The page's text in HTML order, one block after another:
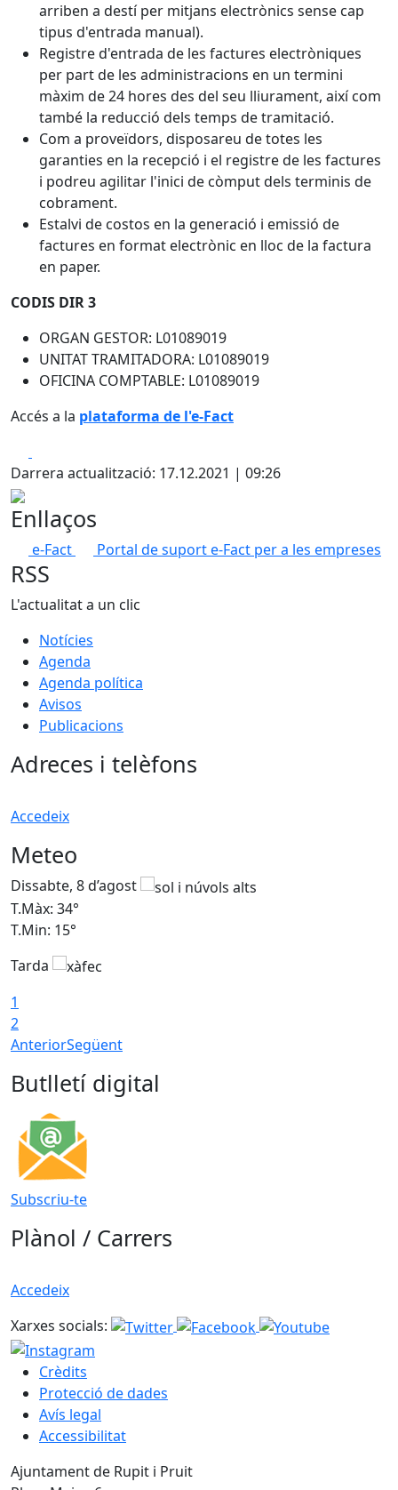
arriben a destí per mitjans electrònics sense cap
tipus d'entrada manual).
Registre d'entrada de les factures electròniques
per part de les administracions en un termini
màxim de 24 hores des del seu lliurament, així com
també la reducció dels temps de tramitació.
Com a proveïdors, disposareu de totes les
garanties en la recepció i el registre de les factures
i podreu agilitar l'inici de còmput dels terminis de
cobrament.
Estalvi de costos en la generació i emissió de
factures en format electrònic en lloc de la factura
en paper.
CODIS DIR 3
ORGAN GESTOR: L01089019
UNITAT TRAMITADORA: L01089019
OFICINA COMPTABLE: L01089019
Accés a la plataforma de l'e-Fact
Darrera actualització: 17.12.2021 | 09:26
Enllaços
e-Fact Portal de suport e-Fact per a les empreses
RSS
L'actualitat a un clic
Notícies
Agenda
Agenda política
Avisos
Publicacions
Adreces i telèfons
Accedeix
Meteo
Dissabte, 8 d’agost
T.Màx: 34°
T.Min: 15°
Tarda
1
2
AnteriorSegüent
Butlletí digital
Subscriu-te
Plànol / Carrers
Accedeix
Xarxes socials:
Crèdits
Protecció de dades
Avís legal
Accessibilitat
Ajuntament de Rupit i Pruit